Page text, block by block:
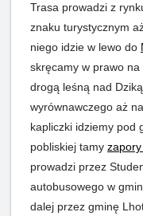
Trasa prowadzi z
znaku turystycznym
niego idzie w lewo do
skręcamy w prawo
drogą leśną nad
wyrównawczego aż
kapliczki idziemy pod
pobliskiej tamy
prowadzi przez
autobusowego w
dalej przez gminę